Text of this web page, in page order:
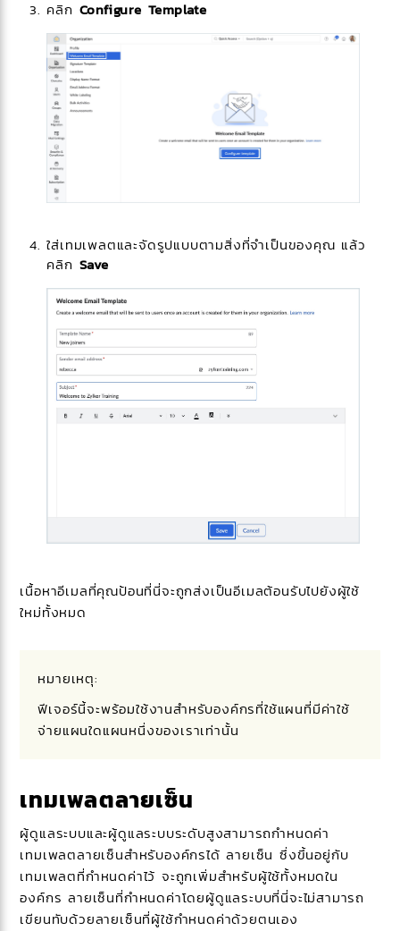
คลิก Configure Template
ใส่เทมเพลตและจัดรูปแบบตามสิ่งที่จำเป็นของคุณ แล้ว
คลิก Save
เนื้อหาอีเมลที่คุณป้อนที่นี่จะถูกส่งเป็นอีเมลต้อนรับไปยังผู้ใช้
ใหม่ทั้งหมด
หมายเหตุ:
ฟีเจอร์นี้จะพร้อมใช้งานสำหรับองค์กรที่ใช้แผนที่มีค่าใช้
จ่ายแผนใดแผนหนึ่งของเราเท่านั้น
เทมเพลตลายเซ็น
ผู้ดูแลระบบและผู้ดูแลระบบระดับสูงสามารถกำหนดค่า
เทมเพลตลายเซ็นสำหรับองค์กรได้ ลายเซ็น ซึ่งขึ้นอยู่กับ
เทมเพลตที่กำหนดค่าไว้ จะถูกเพิ่มสำหรับผู้ใช้ทั้งหมดใน
องค์กร ลายเซ็นที่กำหนดค่าโดยผู้ดูแลระบบที่นี่จะไม่สามารถ
เขียนทับด้วยลายเซ็นที่ผู้ใช้กำหนดค่าด้วยตนเอง